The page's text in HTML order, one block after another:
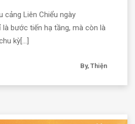
cảng Liên Chiểu ngày
bước tiến hạ tầng, mà còn là
kỳ[...]
By, Thiện